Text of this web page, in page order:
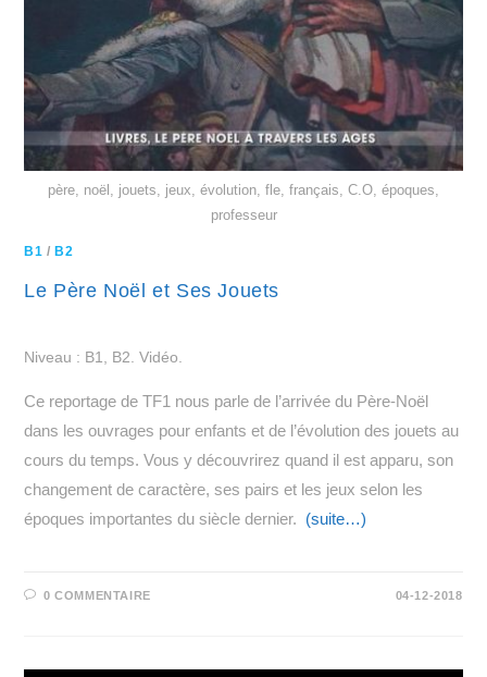
père, noël, jouets, jeux, évolution, fle, français, C.O, époques,
professeur
B1 / B2
Le Père Noël et Ses Jouets
Niveau : B1, B2. Vidéo.
Ce reportage de TF1 nous parle de l’arrivée du Père-Noël
dans les ouvrages pour enfants et de l’évolution des jouets au
cours du temps. Vous y découvrirez quand il est apparu, son
changement de caractère, ses pairs et les jeux selon les
époques importantes du siècle dernier. (suite…)
0 COMMENTAIRE 04-12-2018